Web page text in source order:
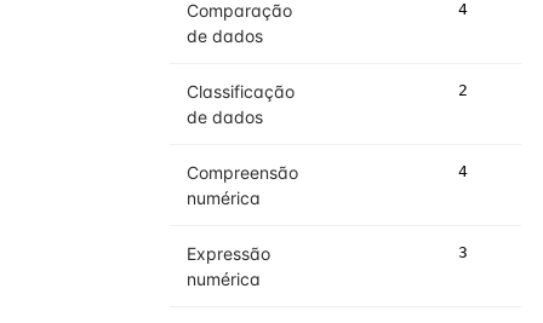
Comparação
de dados
4
Classificação
de dados
2
Compreensão
numérica
4
Expressão
numérica
3